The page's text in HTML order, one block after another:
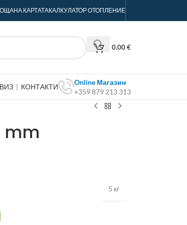
НА КАРТАТАКАЛКУЛАТОР ОТОПЛЕНИЕ
0.00€
| КОНТАКТИ
Online Магазин
+359 879 213 313
mm
5 кг